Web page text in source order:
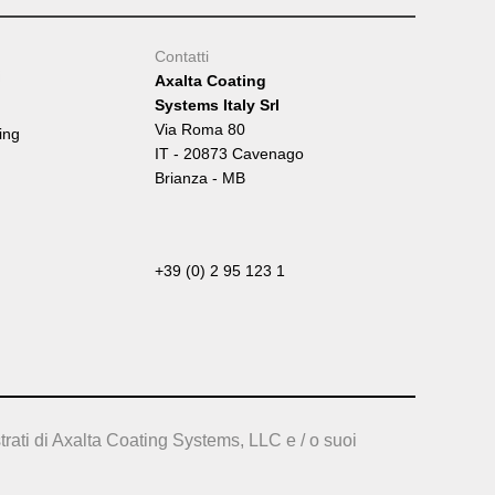
Contatti
Axalta Coating
Systems Italy Srl
Via Roma 80
IT - 20873 Cavenago
Brianza - MB
+39 (0) 2 95 123 1
di Axalta Coating Systems, LLC e / o suoi